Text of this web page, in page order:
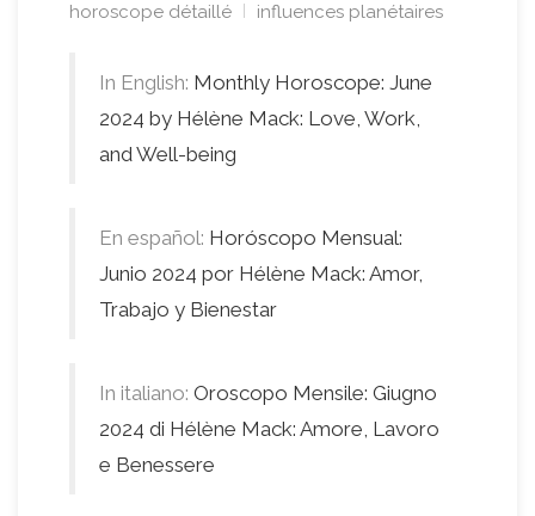
horoscope détaillé
influences planétaires
In English: Monthly Horoscope: June
2024 by Hélène Mack: Love, Work,
and Well-being
En español: Horóscopo Mensual:
Junio 2024 por Hélène Mack: Amor,
Trabajo y Bienestar
In italiano: Oroscopo Mensile: Giugno
2024 di Hélène Mack: Amore, Lavoro
e Benessere